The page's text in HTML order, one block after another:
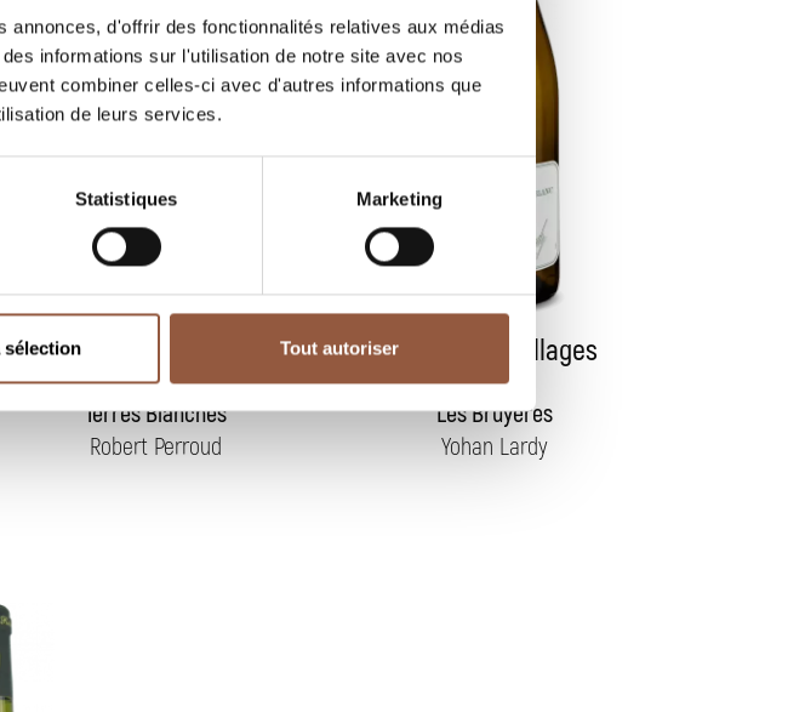
d'offrir des fonctionnalités relatives aux médias
informations sur l'utilisation de notre site avec nos
combiner celles-ci avec d'autres informations que
de leurs services.
Statistiques Marketing
Tout autoriser
Beaujolais-Villages
Blanc
Terres Blanches
Robert Perroud
Beaujolais-Villages
Blanc
Les Bruyères
Yohan Lardy